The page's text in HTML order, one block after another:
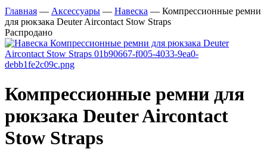
Главная — Аксессуары — Навеска — Компрессионные ремни
для рюкзака Deuter Aircontact Stow Straps
Распродано
Компрессионные ремни для
рюкзака Deuter Aircontact
Stow Straps